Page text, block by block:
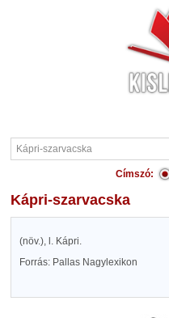
Címszó:
Kápri-szarvacska
(növ.), l. Kápri.
Forrás: Pallas Nagylexikon